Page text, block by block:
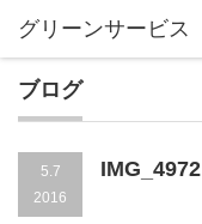
ブログ
5.7
2016
IMG_4972